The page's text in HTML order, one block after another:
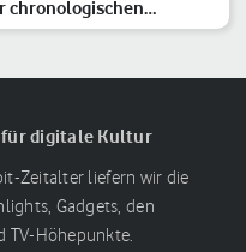
chronologischen
für digitale Kultur
Zeitalter liefern wir die
Gadgets, den
TV-Höhepunkte.